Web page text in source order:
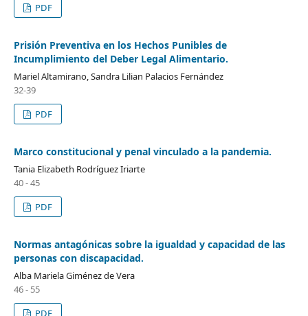
PDF
Prisión Preventiva en los Hechos Punibles de
Incumplimiento del Deber Legal Alimentario.
Mariel Altamirano, Sandra Lilian Palacios Fernández
32-39
PDF
Marco constitucional y penal vinculado a la pandemia.
Tania Elizabeth Rodríguez Iriarte
40 - 45
PDF
Normas antagónicas sobre la igualdad y capacidad de las
personas con discapacidad.
Alba Mariela Giménez de Vera
46 - 55
PDF